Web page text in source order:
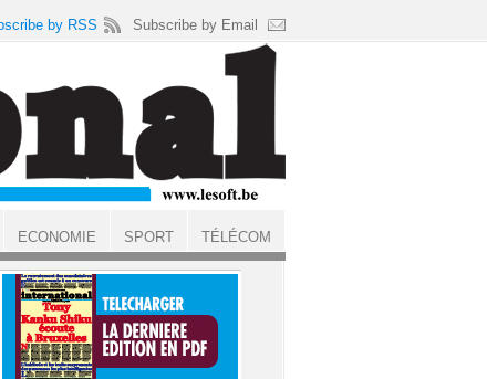
by RSS Subscribe by Email
ECONOMIE SPORT TÉLÉCOM